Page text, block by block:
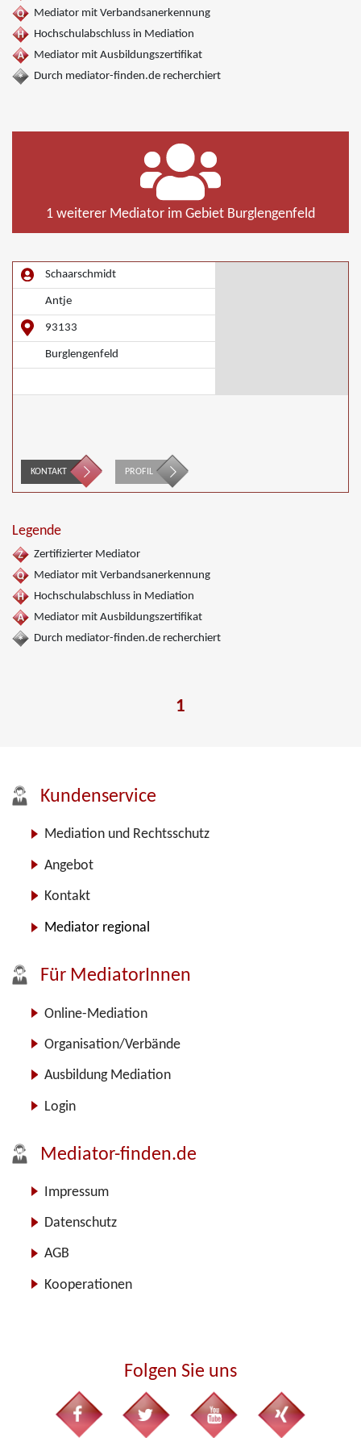
Mediator mit Verbandsanerkennung
Hochschulabschluss in Mediation
Mediator mit Ausbildungszertifikat
Durch mediator-finden.de recherchiert
1 weiterer Mediator im Gebiet Burglengenfeld
Schaarschmidt
Antje
93133
Burglengenfeld
KONTAKT PROFIL
Legende
Zertifizierter Mediator
Mediator mit Verbandsanerkennung
Hochschulabschluss in Mediation
Mediator mit Ausbildungszertifikat
Durch mediator-finden.de recherchiert
1
Kundenservice
Mediation und Rechtsschutz
Angebot
Kontakt
Mediator regional
Für MediatorInnen
Online-Mediation
Organisation/Verbände
Ausbildung Mediation
Login
Mediator-finden.de
Impressum
Datenschutz
AGB
Kooperationen
Folgen Sie uns